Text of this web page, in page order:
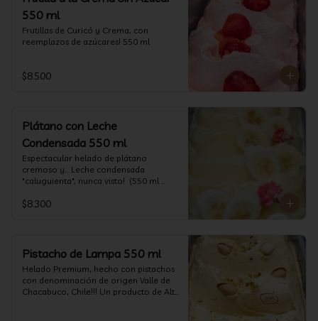
550 ml
Frutillas de Curicó y Crema, con
reemplazos de azúcares! 550 ml
$8.500
Plátano con Leche
Condensada 550 ml
Espectacular helado de plátano
cremoso y... Leche condensada
"caluguienta", nunca visto!  (550 ml
$8.300
Pistacho de Lampa 550 ml
Helado Premium, hecho con pistachos
con denominación de origen Valle de
Chacabuco, Chile!!! Un producto de Alta